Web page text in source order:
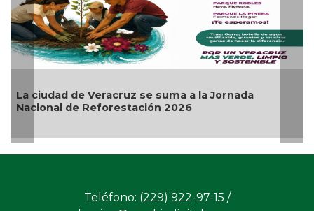
La ciudad de Veracruz se suma a la Jornada
Nacional de Reforestación 2026
Teléfono: (229) 922-97-15 /